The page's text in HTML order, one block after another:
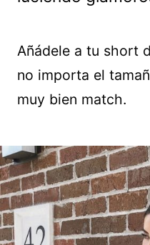
Añádele a tu short
no importa el
muy bien match.